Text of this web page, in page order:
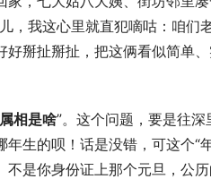
，我这心里就直犯嘀咕：咱们
掰扯掰扯，把这俩看似简单
相是啥”。这个问题，要是往
生的呗！话是没错，可这个“
不是你身份证上那个元旦，公